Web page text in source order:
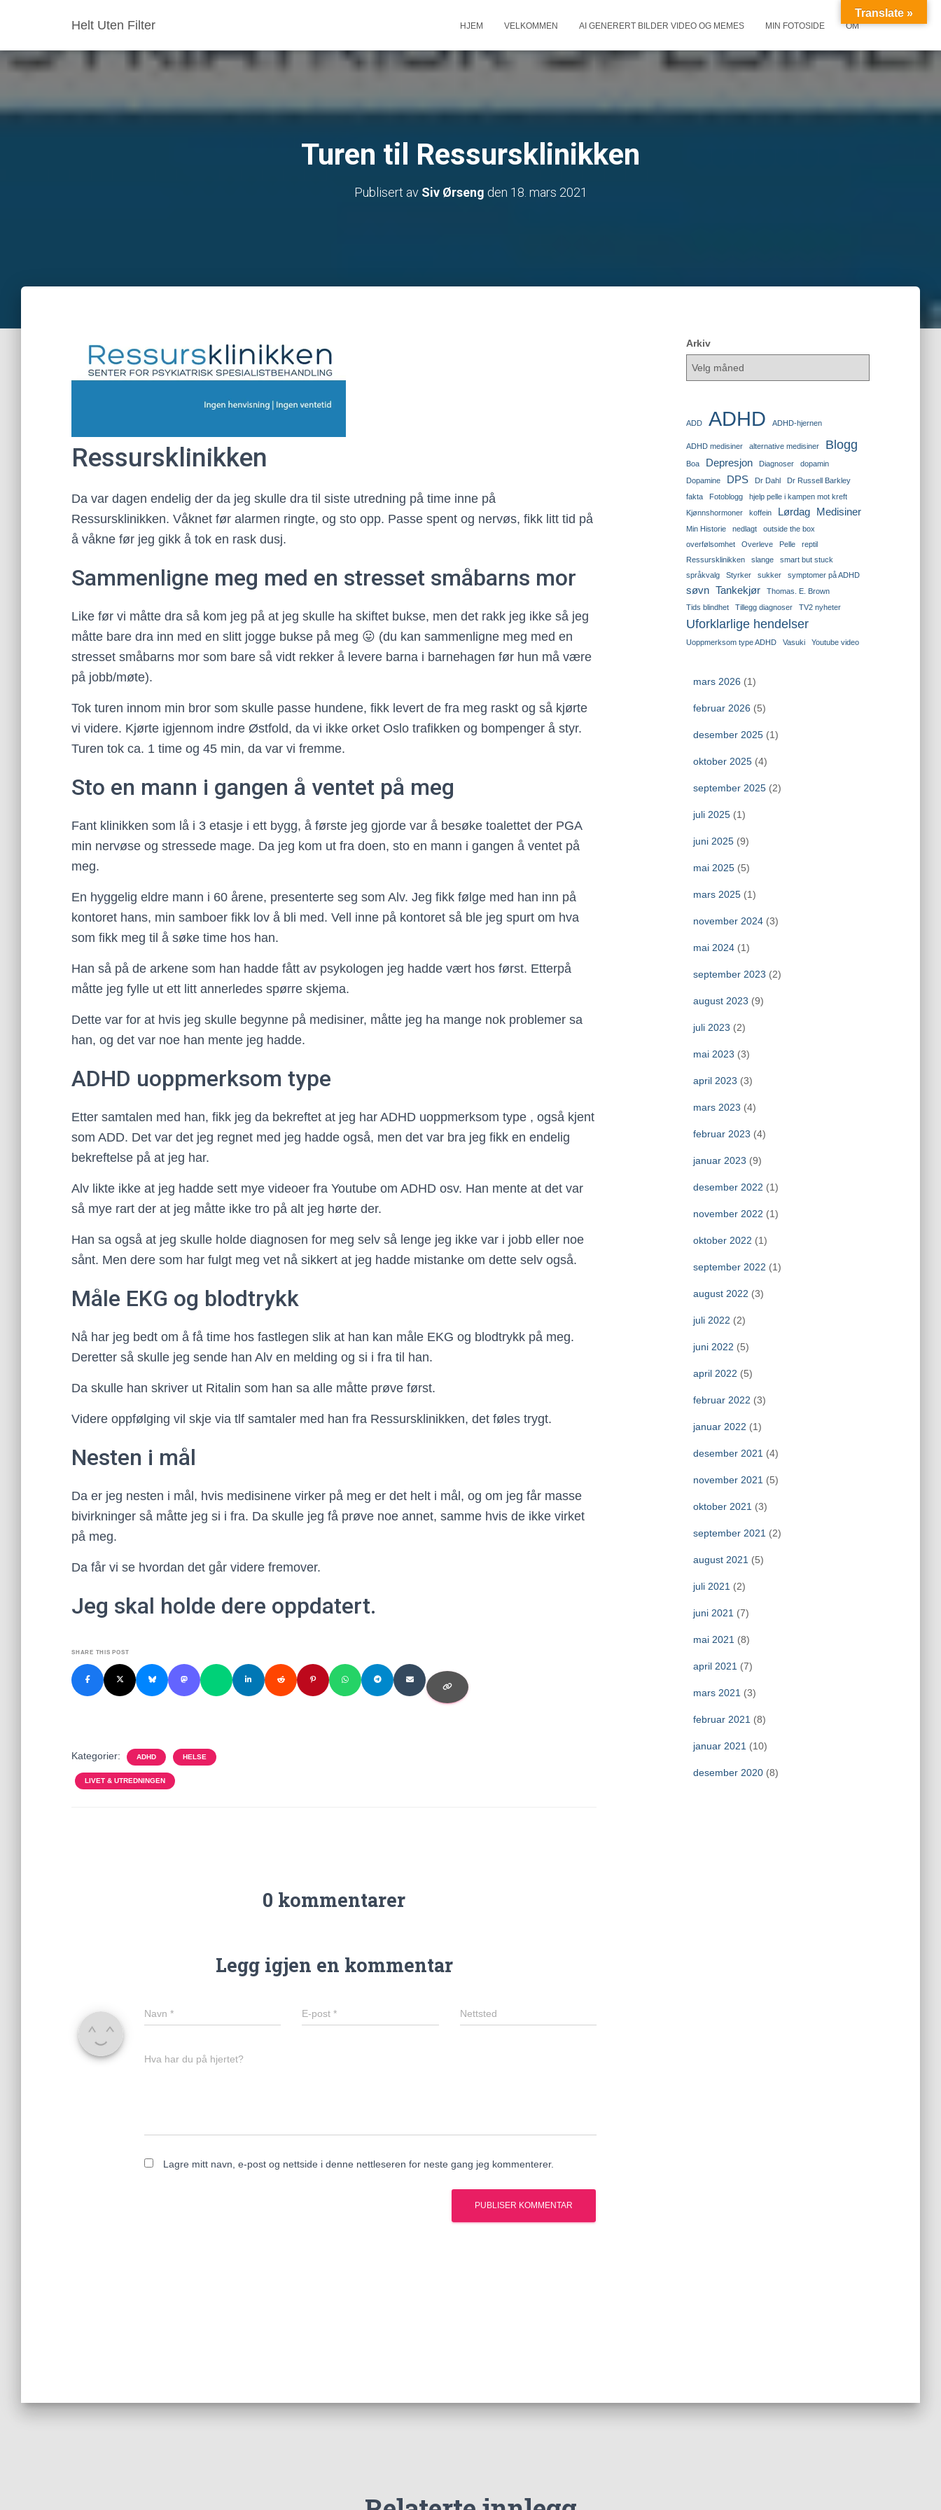
Helt Uten Filter HJEM VELKOMMEN AI GENERERT BILDER VIDEO OG MEMES MIN FOTOSIDE OM
Turen til Ressursklinikken
Publisert av Siv Ørseng den 18. mars 2021
Ressursklinikken
Da var dagen endelig der da jeg skulle dra til siste utredning på time inne på
Ressursklinikken. Våknet før alarmen ringte, og sto opp. Passe spent og nervøs, fikk litt tid på
å våkne før jeg gikk å tok en rask dusj.
Sammenligne meg med en stresset småbarns mor
Like før vi måtte dra så kom jeg på at jeg skulle ha skiftet bukse, men det rakk jeg ikke så jeg
måtte bare dra inn med en slitt jogge bukse på meg 😛 (du kan sammenligne meg med en
stresset småbarns mor som bare så vidt rekker å levere barna i barnehagen før hun må være
på jobb/møte).
Tok turen innom min bror som skulle passe hundene, fikk levert de fra meg raskt og så kjørte
vi videre. Kjørte igjennom indre Østfold, da vi ikke orket Oslo trafikken og bompenger å styr.
Turen tok ca. 1 time og 45 min, da var vi fremme.
Sto en mann i gangen å ventet på meg
Fant klinikken som lå i 3 etasje i ett bygg, å første jeg gjorde var å besøke toalettet der PGA
min nervøse og stressede mage. Da jeg kom ut fra doen, sto en mann i gangen å ventet på
meg.
En hyggelig eldre mann i 60 årene, presenterte seg som Alv. Jeg fikk følge med han inn på
kontoret hans, min samboer fikk lov å bli med. Vell inne på kontoret så ble jeg spurt om hva
som fikk meg til å søke time hos han.
Han så på de arkene som han hadde fått av psykologen jeg hadde vært hos først. Etterpå
måtte jeg fylle ut ett litt annerledes spørre skjema.
Dette var for at hvis jeg skulle begynne på medisiner, måtte jeg ha mange nok problemer sa
han, og det var noe han mente jeg hadde.
ADHD uoppmerksom type
Etter samtalen med han, fikk jeg da bekreftet at jeg har ADHD uoppmerksom type , også kjent
som ADD. Det var det jeg regnet med jeg hadde også, men det var bra jeg fikk en endelig
bekreftelse på at jeg har.
Alv likte ikke at jeg hadde sett mye videoer fra Youtube om ADHD osv. Han mente at det var
så mye rart der at jeg måtte ikke tro på alt jeg hørte der.
Han sa også at jeg skulle holde diagnosen for meg selv så lenge jeg ikke var i jobb eller noe
sånt. Men dere som har fulgt meg vet nå sikkert at jeg hadde mistanke om dette selv også.
Måle EKG og blodtrykk
Nå har jeg bedt om å få time hos fastlegen slik at han kan måle EKG og blodtrykk på meg.
Deretter så skulle jeg sende han Alv en melding og si i fra til han.
Da skulle han skriver ut Ritalin som han sa alle måtte prøve først.
Videre oppfølging vil skje via tlf samtaler med han fra Ressursklinikken, det føles trygt.
Nesten i mål
Da er jeg nesten i mål, hvis medisinene virker på meg er det helt i mål, og om jeg får masse
bivirkninger så måtte jeg si i fra. Da skulle jeg få prøve noe annet, samme hvis de ikke virket
på meg.
Da får vi se hvordan det går videre fremover.
Jeg skal holde dere oppdatert.
SHARE THIS POST
Kategorier: ADHD HELSE
LIVET & UTREDNINGEN
0 kommentarer
Legg igjen en kommentar
Navn * E-post* Nettsted
Hva har du på hjertet?
Lagre mitt navn, e-post og nettside i denne nettleseren for neste gang jeg kommenterer.
Arkiv
ADD ADHD ADHD-hjernen
ADHD medisiner alternative medisiner Blogg
Boa Depresjon Diagnoser
dopamin
Dopamine
DPS Dr Dahl
Dr Russell Barkley
fakta
Fotoblogg
hjelp pelle i kampen mot kreft
Kjønnshormoner
koffein Lørdag Medisiner
Min Historie nedlagt
outside the box
overfølsomhet
Overleve Pelle
reptil
Ressursklinikken
slange
smart but stuck
språkvalg
Styrker sukker symptomer på ADHD
søvn Tankekjør
Thomas. E. Brown
Tids blindhet
Tillegg diagnoser TV2 nyheter
Uforklarlige hendelser
Uoppmerksom type ADHD Vasuki Youtube video
mars 2026 (1)
februar 2026 (5)
desember 2025(1)
oktober 2025(4)
september 2025(2)
juli 2025(1)
juni 2025(9)
mai 2025(5)
mars 2025(1)
november 2024(3)
mai 2024(1)
september 2023 (2)
august 2023 (9)
juli 2023 (2)
mai 2023 (3)
april 2023 (3)
mars 2023 (4)
februar 2023 (4)
januar 2023 (9)
desember 2022 (1)
november 2022 (1)
oktober 2022 (1)
september 2022 (1)
august 2022 (3)
juli 2022 (2)
juni 2022 (5)
april 2022 (5)
februar 2022 (3)
januar 2022 (1)
desember 2021 (4)
november 2021 (5)
oktober 2021 (3)
september 2021 (2)
august 2021 (5)
juli 2021 (2)
juni 2021 (7)
mai 2021 (8)
april 2021 (7)
mars 2021 (3)
februar 2021 (8)
januar 2021 (10)
desember 2020(8)
Translate »